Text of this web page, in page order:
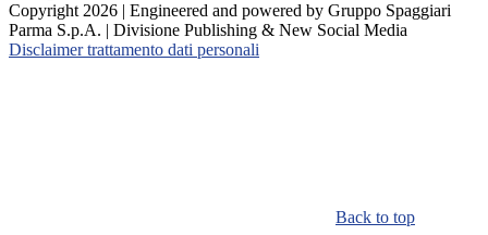
Copyright 2026 | Engineered and powered by Gruppo Spaggiari
Parma S.p.A. | Divisione Publishing & New Social Media
Disclaimer trattamento dati personali
Back to top